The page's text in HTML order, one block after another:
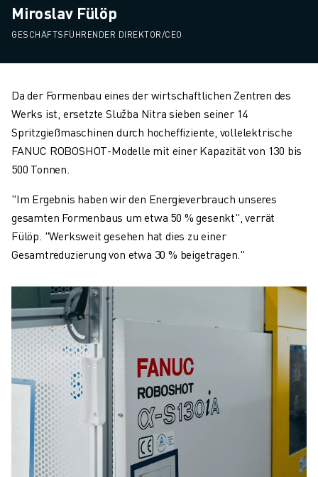
Miroslav Fülöp
GESCHÄFTSFÜHRENDER DIREKTOR/CEO
Da der Formenbau eines der wirtschaftlichen Zentren des
Werks ist, ersetzte Služba Nitra sieben seiner 14
Spritzgießmaschinen durch hocheffiziente, vollelektrische
FANUC ROBOSHOT-Modelle mit einer Kapazität von 130 bis
500 Tonnen.
"Im Ergebnis haben wir den Energieverbrauch unseres
gesamten Formenbaus um etwa 50 % gesenkt", verrät
Fülöp. "Werksweit gesehen hat dies zu einer
Gesamtreduzierung von etwa 30 % beigetragen."